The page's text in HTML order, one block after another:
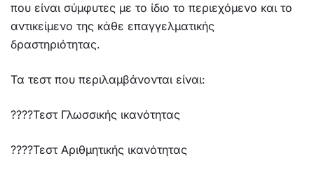
που είναι σύμφυτες με το ίδιο το περιεχόμενο και το
αντικείμενο της κάθε επαγγελματικής
δραστηριότητας.
Τα τεστ που περιλαμβάνονται είναι:
????Τεστ Γλωσσικής ικανότητας
????Τεστ Αριθμητικής ικανότητας